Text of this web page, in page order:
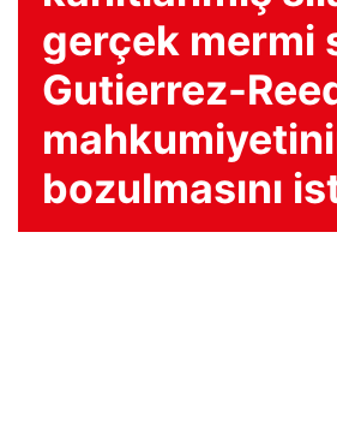
gerçek mermi
Gutierrez-
bozulmasını